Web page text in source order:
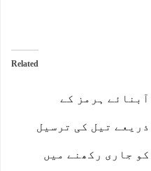
Related
آبنائے ہرمز کے
ذریعے تیل کی ترسیل
کو جاری رکھنے میں